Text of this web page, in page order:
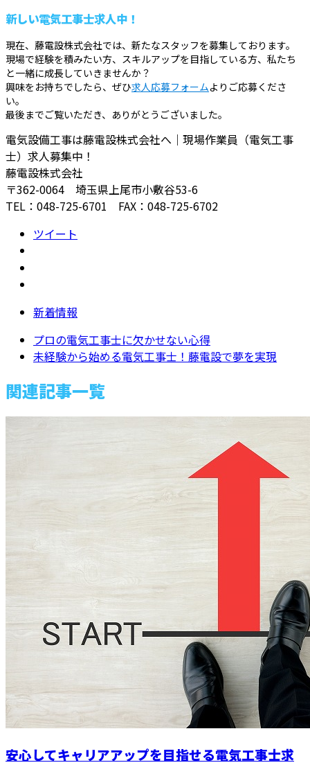
新しい電気工事士求人中！
現在、藤電設株式会社では、新たなスタッフを募集しております。
現場で経験を積みたい方、スキルアップを目指している方、私たち
と一緒に成長していきませんか？
興味をお持ちでしたら、ぜひ求人応募フォームよりご応募くださ
い。
最後までご覧いただき、ありがとうございました。
電気設備工事は藤電設株式会社へ｜現場作業員（電気工事
士）求人募集中！
藤電設株式会社
〒362-0064 埼玉県上尾市小敷谷53-6
TEL：048-725-6701 FAX：048-725-6702
ツイート
新着情報
プロの電気工事士に欠かせない心得
未経験から始める電気工事士！藤電設で夢を実現
関連記事一覧
安心してキャリアアップを目指せる電気工事士求